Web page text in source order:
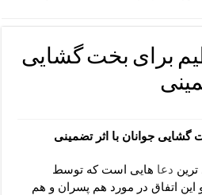
– ذکرهای روزی‌ بخش
– دعای یا من اظهر الجمیل برای
آن ها – ذکر مخصوص مستجاب الدعوه
– دعای ترس و بی خوابی کودکان
چشم زخم – دعای چشم زخم ماشاالله
برای بخت گشایی
جوانان با اثر تضمینی
دعا هایی است که توسط
این اتفاق در مورد هم پسران و هم